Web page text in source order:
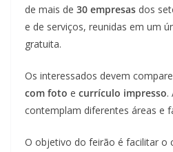
de mais de 30 empresas dos
e de serviços, reunidas em um
gratuita.
Os interessados devem
com foto e currículo impresso.
contemplam diferentes áreas e
O objetivo do feirão é facilitar o